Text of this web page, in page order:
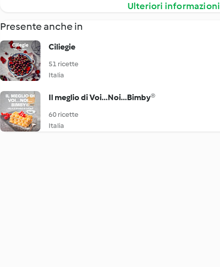
Ulteriori informazioni
Presente anche in
Ciliegie
51 ricette
Italia
Il meglio di Voi...Noi...Bimby®
60 ricette
Italia